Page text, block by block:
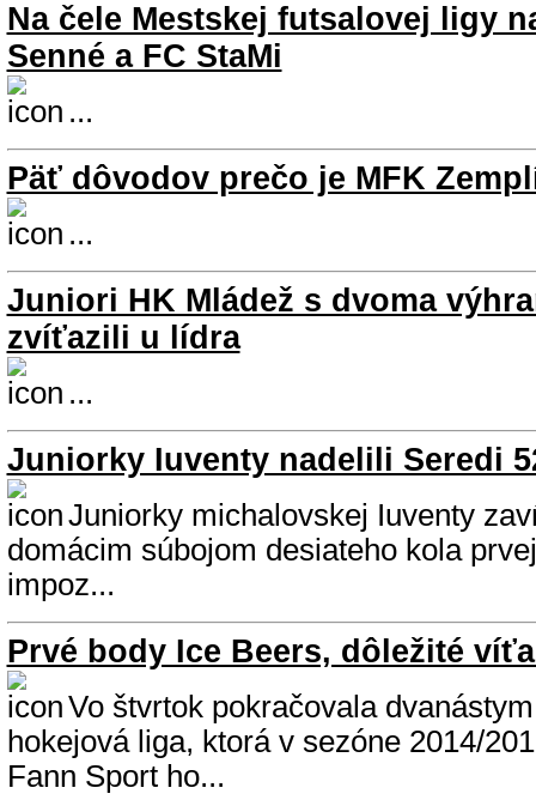
Na čele Mestskej futsalovej ligy
Senné a FC StaMi
...
Päť dôvodov prečo je MFK
...
Juniori HK Mládež s dvoma
zvíťazili u lídra
...
Juniorky Iuventy nadelili Seredi
Juniorky michalovskej Iuventy
domácim súbojom desiateho kola
impoz...
Prvé body Ice Beers, dôležité
Vo štvrtok pokračovala
hokejová liga, ktorá v sezóne 2014/
Fann Sport ho...